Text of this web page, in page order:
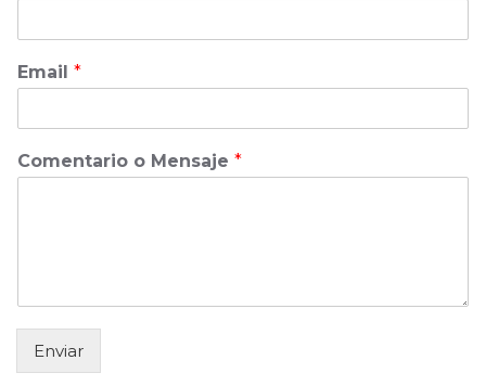
Email *
Comentario o Mensaje *
Enviar